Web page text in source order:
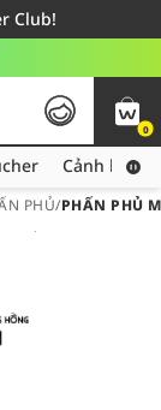
Club!
249,000Đ
Hồ Chí Minh
0
Cảnh báo
PHỦ/PHẤN PHỦ